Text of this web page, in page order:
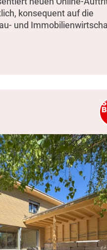
konsequent auf die
und